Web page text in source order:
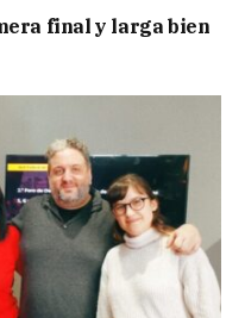
final y larga bien